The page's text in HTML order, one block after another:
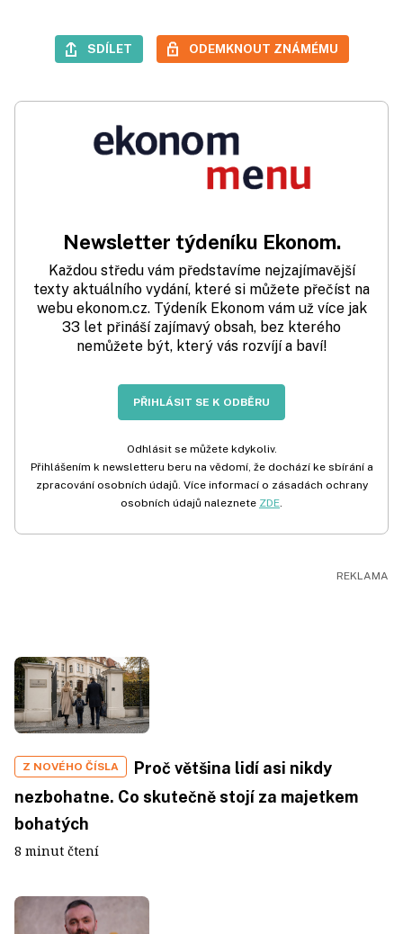
SDÍLET ODEMKNOUT ZNÁMÉMU
Newsletter týdeníku Ekonom.
Každou středu vám představíme nejzajímavější
texty aktuálního vydání, které si můžete přečíst na
webu ekonom.cz. Týdeník Ekonom vám už více jak
33 let přináší zajímavý obsah, bez kterého
nemůžete být, který vás rozvíjí a baví!
PŘIHLÁSIT SE K ODBĚRU
Odhlásit se můžete kdykoliv.
Přihlášením k newsletteru beru na vědomí, že dochází ke sbírání a
zpracování osobních údajů. Více informací o zásadách ochrany
osobních údajů naleznete ZDE.
Z NOVÉHO ČÍSLA
Proč většina lidí asi nikdy
nezbohatne. Co skutečně stojí za majetkem
bohatých
8 minut čtení